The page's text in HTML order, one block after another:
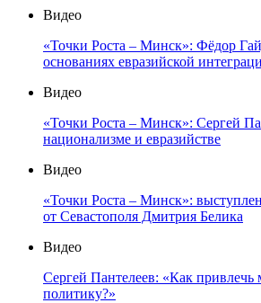
Видео
«Точки Роста – Минск»: Фёдор
основаниях евразийской
Видео
«Точки Роста – Минск»: Сергей
национализме и евразийстве
Видео
«Точки Роста – Минск»:
от Севастополя Дмитрия Белика
Видео
Сергей Пантелеев: «Как привлечь
политику?»